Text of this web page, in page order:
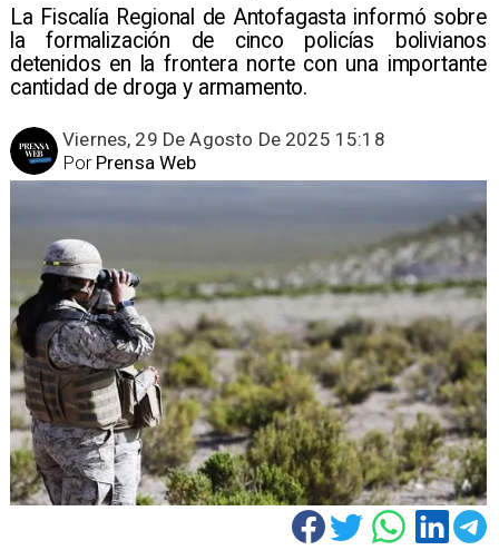
La Fiscalía Regional de Antofagasta informó sobre
la formalización de cinco policías bolivianos
detenidos en la frontera norte con una importante
cantidad de droga y armamento.
Viernes, 29 De Agosto De 2025 15:18
Prensa Web
Por